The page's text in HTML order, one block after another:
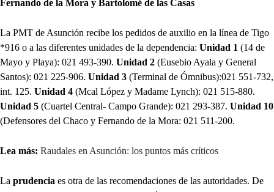
Fernando de la Mora y Bartolomé de las Casas
La PMT de Asunción recibe los pedidos de auxilio en la línea de Tigo
*916 o a las diferentes unidades de la dependencia: Unidad 1 (14 de
Mayo y Playa): 021 493-390. Unidad 2 (Eusebio Ayala y General
Santos): 021 225-906. Unidad 3 (Terminal de Ómnibus):021 551-732,
int. 125. Unidad 4 (Mcal López y Madame Lynch): 021 515-880.
Unidad 5 (Cuartel Central- Campo Grande): 021 293-387. Unidad 10
(Defensores del Chaco y Fernando de la Mora: 021 511-200.
Lea más: Raudales en Asunción: los puntos más críticos
La prudencia es otra de las recomendaciones de las autoridades. De